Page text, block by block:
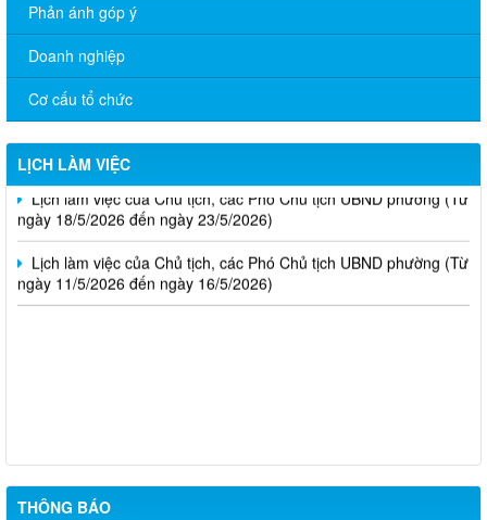
Phản ánh góp ý
Doanh nghiệp
Cơ cấu tổ chức
LỊCH LÀM VIỆC
THÔNG BÁO Lịch làm việc của Chủ tịch, các Phó Chủ tịch
UBND phường (Từ ngày 08/6/2026 đến ngày 13/6/2026)
ĐẢNG UỶ Từ ngày 18/5/2026 đến 22/5/2026
Lịch làm việc của Chủ tịch, các Phó Chủ tịch UBND phường (Từ
ngày 18/5/2026 đến ngày 23/5/2026)
Lịch làm việc của Chủ tịch, các Phó Chủ tịch UBND phường (Từ
ngày 11/5/2026 đến ngày 16/5/2026)
THÔNG BÁO
TUYÊN TRUYỀN SẮP XẾP, ĐỔI TÊN VÀ KIỆN TOÀN CÁC KHU
PHỐ PHƯỜNG BẢO VINH